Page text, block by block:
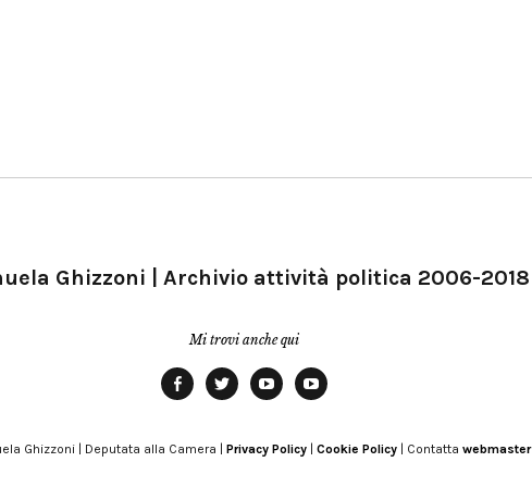
Ghizzoni | Archivio attività politica 2006-2018
Mi trovi anche qui
Modena
Ghizzoni | Deputata alla Camera | Privacy Policy Cookie Policy | Contatta webmaster